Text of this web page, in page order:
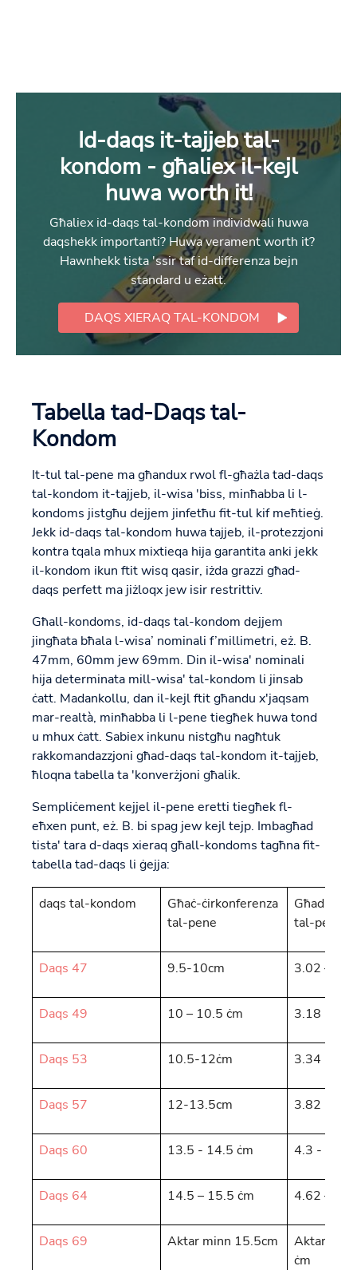
Id-daqs it-tajjeb tal-
kondom - għaliex il-kejl
huwa worth it!
Għaliex id-daqs tal-kondom individwali huwa
daqshekk importanti? Huwa verament worth it?
Hawnhekk tista 'ssir taf id-differenza bejn
standard u eżatt.
DAQS XIERAQ TAL-KONDOM
Tabella tad-Daqs tal-
Kondom
It-tul tal-pene ma għandux rwol fl-għażla tad-daqs
tal-kondom it-tajjeb, il-wisa 'biss, minħabba li l-
kondoms jistgħu dejjem jinfetħu fit-tul kif meħtieġ.
Jekk id-daqs tal-kondom huwa tajjeb, il-protezzjoni
kontra tqala mhux mixtieqa hija garantita anki jekk
il-kondom ikun ftit wisq qasir, iżda grazzi għad-
daqs perfett ma jiżloqx jew isir restrittiv.
Għall-kondoms, id-daqs tal-kondom dejjem
jingħata bħala l-wisa’ nominali f’millimetri, eż. B.
47mm, 60mm jew 69mm. Din il-wisa' nominali
hija determinata mill-wisa' tal-kondom li jinsab
ċatt. Madankollu, dan il-kejl ftit għandu x'jaqsam
mar-realtà, minħabba li l-pene tiegħek huwa tond
u mhux ċatt. Sabiex inkunu nistgħu nagħtuk
rakkomandazzjoni għad-daqs tal-kondom it-tajjeb,
ħloqna tabella ta 'konverżjoni għalik.
Sempliċement kejjel il-pene eretti tiegħek fl-
eħxen punt, eż. B. bi spag jew kejl tejp. Imbagħad
tista' tara d-daqs xieraq għall-kondoms tagħna fit-
tabella tad-daqs li ġejja:
daqs tal-kondom
Għaċ-ċirkonferenza
tal-pene
Għad-
tal-pene
Daqs 47 9.5-10cm 3.02 –
Daqs 49 10 – 10.5 ċm 3.18 -
Daqs 53 10.5-12ċm 3.34 -
Daqs 57 12-13.5cm 3.82 - 4.3
Daqs 60 13.5 - 14.5 ċm 4.3 - 4.62
Daqs 64 14.5 – 15.5 ċm 4.62 –
Daqs 69 Aktar minn 15.5cm
Aktar
ċm